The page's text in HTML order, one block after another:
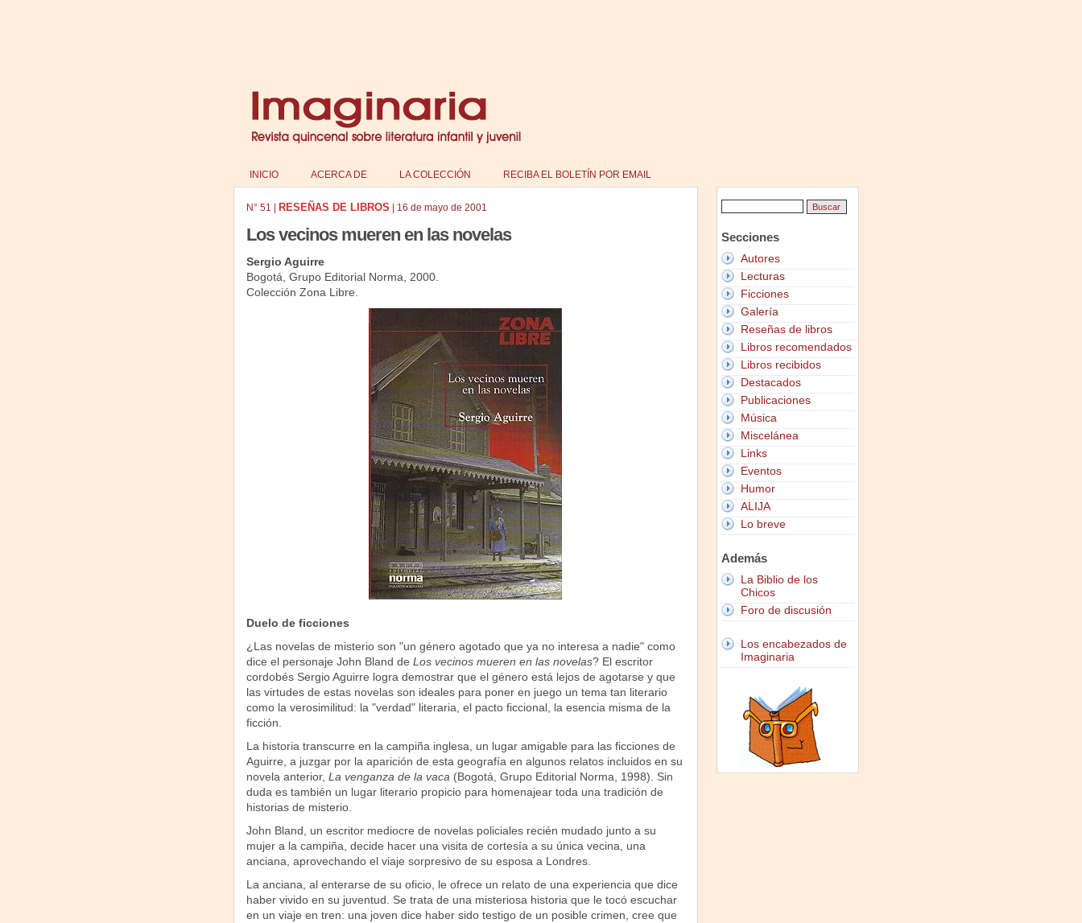
INICIO ACERCA DE LA COLECCIÓN RECIBA EL BOLETÍN POR EMAIL
N° 51 RESEÑAS DE LIBROS 16 de mayo de 2001
Los vecinos mueren en las novelas
Sergio Aguirre
Bogotá, Grupo Editorial Norma, 2000.
Colección Zona Libre.
Duelo de ficciones
¿Las novelas de misterio son "un género agotado que ya no interesa a nadie" como
dice el personaje John Bland de Los vecinos mueren en las novelas? El escritor
cordobés Sergio Aguirre logra demostrar que el género está lejos de agotarse y que
las virtudes de estas novelas son ideales para poner en juego un tema tan literario
como la verosimilitud: la "verdad" literaria, el pacto ficcional, la esencia misma de la
ficción.
La historia transcurre en la campiña inglesa, un lugar amigable para las ficciones de
Aguirre, a juzgar por la aparición de esta geografía en algunos relatos incluidos en su
novela anterior, La venganza de la vaca (Bogotá, Grupo Editorial Norma, 1998). Sin
duda es también un lugar literario propicio para homenajear toda una tradición de
historias de misterio.
John Bland, un escritor mediocre de novelas policiales recién mudado junto a su
mujer a la campiña, decide hacer una visita de cortesía a su única vecina, una
anciana, aprovechando el viaje sorpresivo de su esposa a Londres.
La anciana, al enterarse de su oficio, le ofrece un relato de una experiencia que dice
haber vivido en su juventud. Se trata de una misteriosa historia que le tocó escuchar
en un viaje en tren: una joven dice haber sido testigo de un posible crimen, cree que
Secciones
Autores
Lecturas
Ficciones
Galería
Reseñas de libros
Libros recomendados
Libros recibidos
Destacados
Publicaciones
Música
Miscelánea
Links
Eventos
Humor
ALIJA
Lo breve
Además
La Biblio de los
Chicos
Foro de discusión
Los encabezados de
Imaginaria